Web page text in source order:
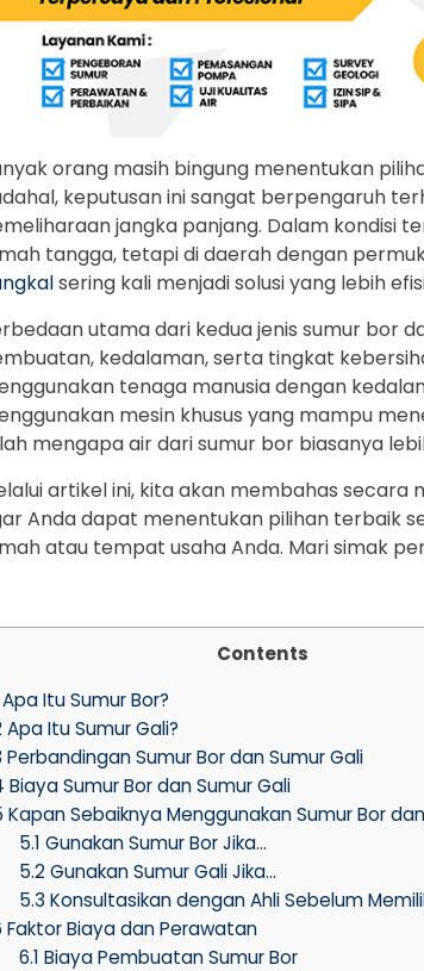
orang masih bingung menentukan
keputusan ini sangat berpengaruh
jangka panjang. Dalam kondisi
tangga, tetapi di daerah dengan
sering kali menjadi solusi yang lebih
utama dari kedua jenis sumur bor
kedalaman, serta tingkat
tenaga manusia dengan
mesin khusus yang mampu
mengapa air dari sumur bor biasanya
artikel ini, kita akan membahas
Anda dapat menentukan pilihan terbaik
atau tempat usaha Anda. Mari simak
Contents
Apa Itu Sumur Bor?
Apa Itu Sumur Gali?
Perbandingan Sumur Bor dan Sumur Gali
Biaya Sumur Bor dan Sumur Gali
Kapan Sebaiknya Menggunakan Sumur Bor
5.1 Gunakan Sumur Bor Jika…
5.2Gunakan Sumur Gali Jika…
5.3 Konsultasikan dengan Ahli Sebelum
Faktor Biaya dan Perawatan
6.1 Biaya Pembuatan Sumur Bor